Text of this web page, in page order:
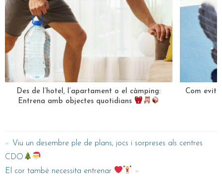
Des de l’hotel, l’apartament o el càmping:
Entrena amb objectes quotidians
Com
Viu un desembre ple de plans, jocs i sorpreses als centres
CDO
El cor també necessita entrenar